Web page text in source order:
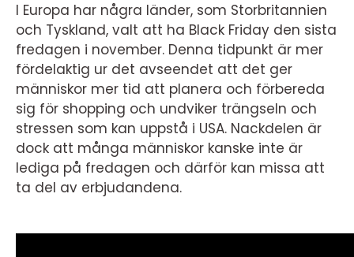
I Europa har några länder, som Storbritannien
och Tyskland, valt att ha Black Friday den sista
fredagen i november. Denna tidpunkt är mer
fördelaktig ur det avseendet att det ger
människor mer tid att planera och förbereda
sig för shopping och undviker trängseln och
stressen som kan uppstå i USA. Nackdelen är
dock att många människor kanske inte är
lediga på fredagen och därför kan missa att
ta del av erbjudandena.